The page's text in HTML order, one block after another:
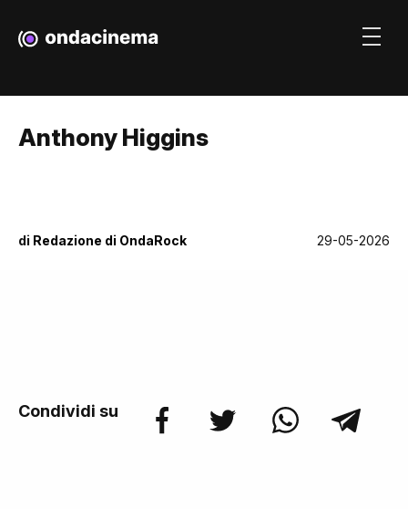
Anthony Higgins
di Redazione di OndaRock 29-05-2026
Condividi su